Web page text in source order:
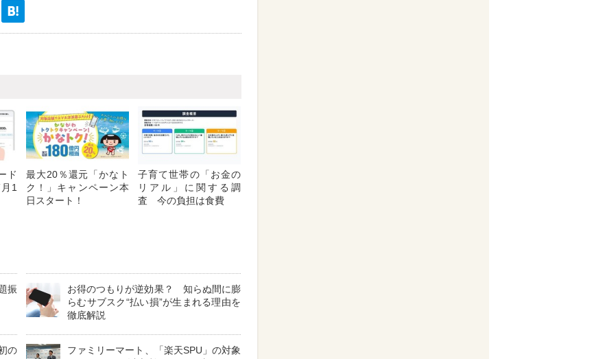
ド
1
最大20％還元「かなト
ク！」キャンペーン本
日スタート！
子育て世帯の「お金の
リアル」に関する調
査 今の負担は食費
振
お得のつもりが逆効果？ 知らぬ間に膨
らむサブスク“払い損”が生まれる理由を
徹底解説
の
ファミリーマート、「楽天SPU」の対象